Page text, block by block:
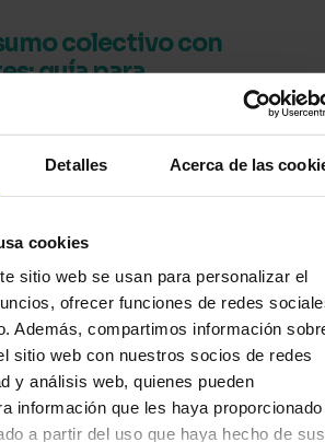
Detalles Acerca de las
cookies
sitio web se usan para personalizar el
ofrecer funciones de redes
Además, compartimos información
sitio web con nuestros socios de redes
y análisis web, quienes pueden
información que les haya proporcionado
a partir del uso que haya hecho de sus
colectivo con
guía para
un sistema que permite a
de vecinos, empresas y
una instalación fotovoltaica
modalidad posibilita...